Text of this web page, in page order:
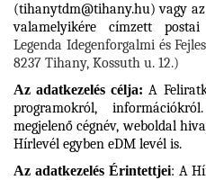
(tihanytdm@tihany.hu) vagy
valamelyikére címzett
Legenda Idegenforgalmi és
8237 Tihany, Kossuth u. 12.)
Az adatkezelés célja: A
programokról,
megjelenő cégnév, weboldal
Hírlevél egyben eDM levél is.
Az adatkezelés Érintettjei: A